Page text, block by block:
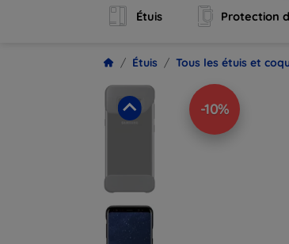
Étuis Protection
Étuis Tous les étuis et
-10%